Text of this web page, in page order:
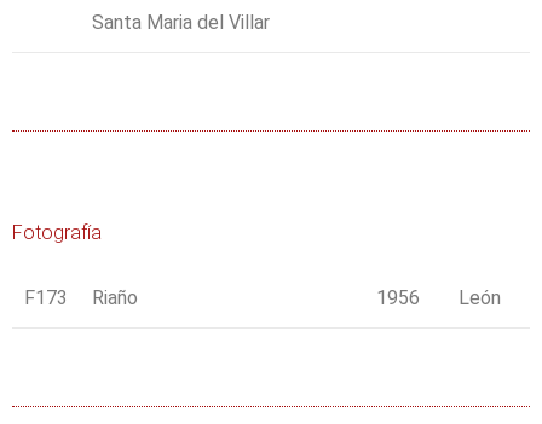
Santa Maria del Villar
Fotografía
F173 Riaño 1956 León